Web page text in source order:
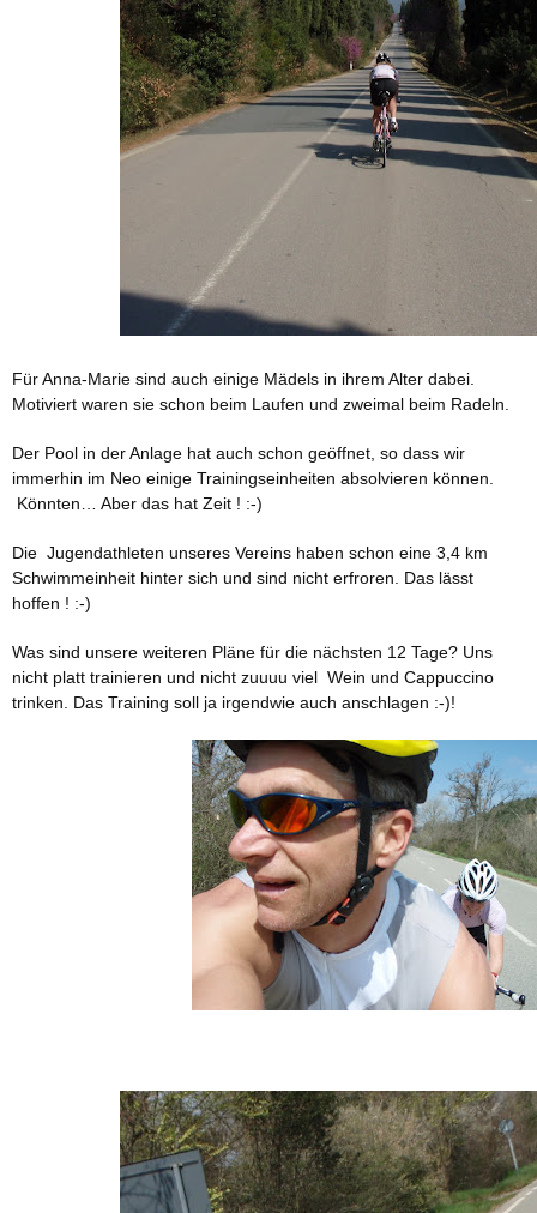
Für Anna-Marie sind auch einige Mädels in ihrem Alter dabei.
Motiviert waren sie schon beim Laufen und zweimal beim Radeln.
Der Pool in der Anlage hat auch schon geöffnet, so dass wir
immerhin im Neo einige Trainingseinheiten absolvieren können.
Könnten… Aber das hat Zeit ! :-)
Die Jugendathleten unseres Vereins haben schon eine 3,4 km
Schwimmeinheit hinter sich und sind nicht erfroren. Das lässt
hoffen ! :-)
Was sind unsere weiteren Pläne für die nächsten 12 Tage? Uns
nicht platt trainieren und nicht zuuuu viel Wein und Cappuccino
trinken. Das Training soll ja irgendwie auch anschlagen :-)!